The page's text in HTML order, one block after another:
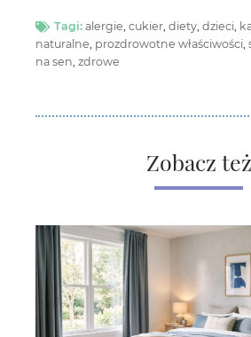
Tagi: alergie, cukier, diety, dzieci,
naturalne, prozdrowotne właściwości,
na sen, zdrowe
Zobacz też